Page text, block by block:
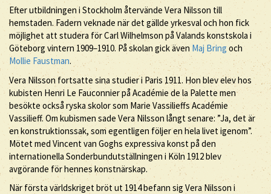
Efter utbildningen i Stockholm återvände Vera Nilsson till
hemstaden. Fadern veknade när det gällde yrkesval och hon fick
möjlighet att studera för Carl Wilhelmson på Valands konstskola i
Göteborg vintern 1909–1910. På skolan gick även Maj Bringoch
Mollie Faustman.
Vera Nilsson fortsatte sina studier i Paris 1911. Hon blev elev hos
kubisten Henri Le Fauconnier på Académie de la Palette men
besökte också ryska skolor som Marie Vassilieffs Académie
Vassilieff. Om kubismen sade Vera Nilsson långt senare: ”Ja, det är
en konstruktionssak, som egentligen följer en hela livet igenom”.
Mötet med Vincent van Goghs expressiva konst på den
internationella Sonderbundutställningen i Köln 1912 blev
avgörande för hennes konstnärskap.
När första världskriget bröt ut 1914 befann sig Vera Nilsson i